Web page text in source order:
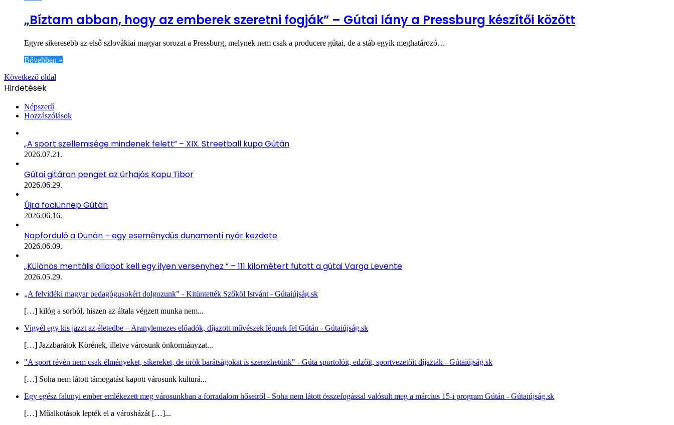
„Bíztam abban, hogy az emberek szeretni fogják” – Gútai lány a Pressburg készítői között
Egyre sikeresebb az első szlovákiai magyar sorozat a Pressburg, melynek nem csak a producere gútai, de a stáb egyik meghatározó…
Bővebben »
Következő oldal
Hirdetések
Népszerű
Hozzászólások
„A sport szellemisége mindenek felett” – XIX. Streetball kupa Gútán
2026.07.21.
Gútai gitáron penget az űrhajós Kapu Tibor
2026.06.29.
Újra fociünnep Gútán
2026.06.16.
Napforduló a Dunán – egy eseménydús dunamenti nyár kezdete
2026.06.09.
„Különös mentális állapot kell egy ilyen versenyhez ” – 111 kilométert futott a gútai Varga Levente
2026.05.29.
„A felvidéki magyar pedagógusokért dolgozunk” - Kitüntették Szőköl Istvánt - Gútaiújság.sk
[…] kilóg a sorból, hiszen az általa végzett munka nem...
Vigyél egy kis jazzt az életedbe – Aranylemezes előadók, díjazott művészek lépnek fel Gútán - Gútaiújság.sk
[…] Jazzbarátok Körének, illetve városunk önkormányzat...
"A sport révén nem csak élményeket, sikereket, de örök barátságokat is szerezhetünk" - Gúta sportolóit, edzőit, sportvezetőit díjazták - Gútaiújság.sk
[…] Soha nem látott támogatást kapott városunk kulturá...
Egy egész falunyi ember emlékezett meg városunkban a forradalom hőseiről - Soha nem látott összefogással valósult meg a március 15-i program Gútán - Gútaiújság.sk
[…] Műalkotások lepték el a városházát […]...